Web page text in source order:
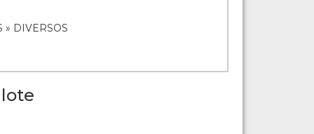
DIVERSOS